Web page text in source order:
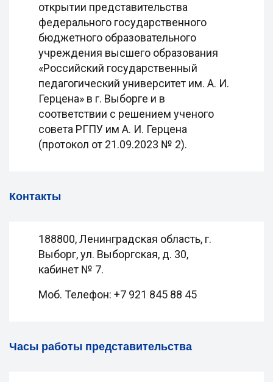
открытии представительства
федерального государственного
бюджетного образовательного
учреждения высшего образования
«Российский государственный
педагогический университет им. А. И.
Герцена» в г. Выборге и в
соответствии с решением ученого
совета РГПУ им А. И. Герцена
(протокол от 21.09.2023 № 2).
Контакты
188800, Ленинградская область, г.
Выборг, ул. Выборгская, д. 30,
кабинет № 7.
Моб. Телефон: +7 921 845 88 45
Часы работы представительства